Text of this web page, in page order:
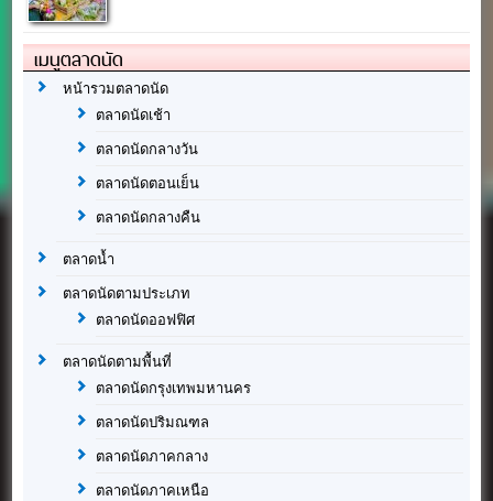
เมนูตลาดนัด
หน้ารวมตลาดนัด
ตลาดนัดเช้า
ตลาดนัดกลางวัน
ตลาดนัดตอนเย็น
ตลาดนัดกลางคืน
ตลาดน้ำ
ตลาดนัดตามประเภท
ตลาดนัดออฟฟิศ
ตลาดนัดตามพื้นที่
ตลาดนัดกรุงเทพมหานคร
ตลาดนัดปริมณฑล
ตลาดนัดภาคกลาง
ตลาดนัดภาคเหนือ